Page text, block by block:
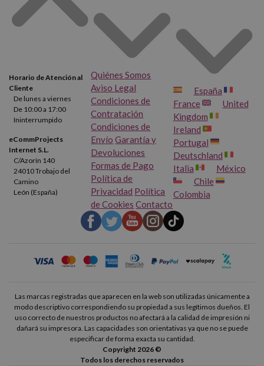
Horario de Atención al
Cliente
De lunes a viernes
De 10:00 a 17:00
Ininterrumpido
eCommProjects
Internet S.L.
C/Azorín 140
24010 Trobajo del
Camino
León (España)
Quiénes Somos
Aviso Legal
Condiciones de
Contratación
Condiciones de
Envío Garantía y
Devoluciones
Formas de Pago
Política de
Privacidad Política
de Cookies Contacto
España
France
United
Kingdom
Ireland
Portugal
Deutschland
Italia
México
Chile
Colombia
Las marcas registradas que aparecen en la web son utilizadas únicamente a
modo descriptivo correspondiendo su propiedad a sus legítimos dueños. El
uso correcto de nuestros productos no afectará a la calidad de impresión ni
dañará su impresora. Las capacidades son orientativas ya que no se puede
especificar de forma exacta su cantidad.
Copyright 2026 ©
Todos los derechos reservados